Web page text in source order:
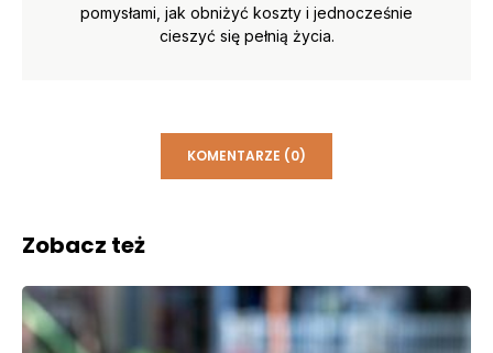
pomysłami, jak obniżyć koszty i jednocześnie
cieszyć się pełnią życia.
KOMENTARZE (0)
Zobacz też